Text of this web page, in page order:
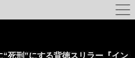
“死刑”にする背徳スリラー『イン